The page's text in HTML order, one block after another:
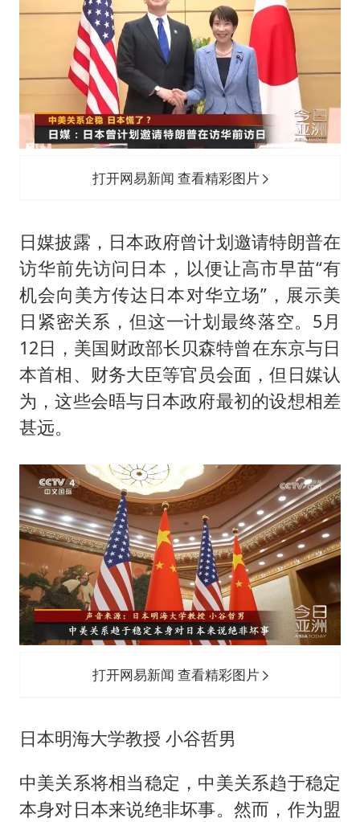
打开网易新闻 查看精彩图片
日媒披露，日本政府曾计划邀请特朗普在
访华前先访问日本，以便让高市早苗“有
机会向美方传达日本对华立场”，展示美
日紧密关系，但这一计划最终落空。5月
12日，美国财政部长贝森特曾在东京与日
本首相、财务大臣等官员会面，但日媒认
为，这些会晤与日本政府最初的设想相差
甚远。
打开网易新闻 查看精彩图片
日本明海大学教授 小谷哲男
中美关系将相当稳定，中美关系趋于稳定
本身对日本来说绝非坏事。然而，作为盟